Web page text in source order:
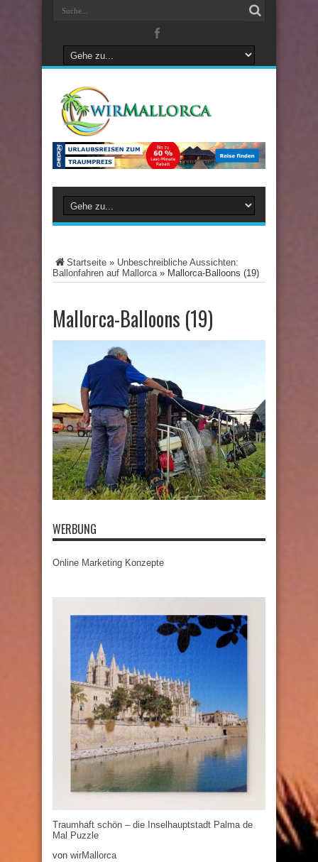
Startseite » Unbeschreibliche Aussichten:
Ballonfahren auf Mallorca» Mallorca-Balloons (19)
Mallorca-Balloons (19)
WERBUNG
Online Marketing Konzepte
Traumhaft schön – die Inselhauptstadt Palma de
Mal Puzzle
von wirMallorca